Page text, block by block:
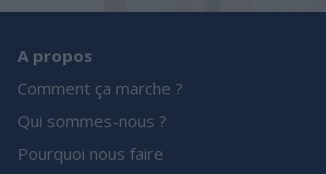
A propos
Comment ça marche ?
Qui sommes-nous ?
Pourquoi nous faire